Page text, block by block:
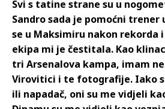
Svi s tatine strane su u
Sandro sada je pomoćni trener
se u Maksimiru nakon rekorda
ekipa mi je čestitala. Kao
tri Arsenalova kampa, imam
Virovitici i te fotografije. Iako
ili napadač, oni su me vidjeli